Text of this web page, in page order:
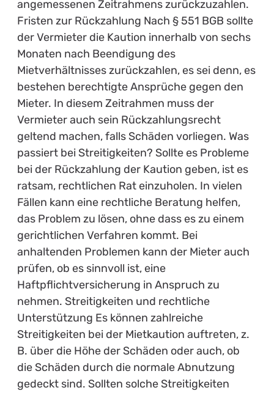
angemessenen Zeitrahmens zurückzuzahlen.
Fristen zur Rückzahlung Nach § 551 BGB sollte
der Vermieter die Kaution innerhalb von sechs
Monaten nach Beendigung des
Mietverhältnisses zurückzahlen, es sei denn, es
bestehen berechtigte Ansprüche gegen den
Mieter. In diesem Zeitrahmen muss der
Vermieter auch sein Rückzahlungsrecht
geltend machen, falls Schäden vorliegen. Was
passiert bei Streitigkeiten? Sollte es Probleme
bei der Rückzahlung der Kaution geben, ist es
ratsam, rechtlichen Rat einzuholen. In vielen
Fällen kann eine rechtliche Beratung helfen,
das Problem zu lösen, ohne dass es zu einem
gerichtlichen Verfahren kommt. Bei
anhaltenden Problemen kann der Mieter auch
prüfen, ob es sinnvoll ist, eine
Haftpflichtversicherung in Anspruch zu
nehmen. Streitigkeiten und rechtliche
Unterstützung Es können zahlreiche
Streitigkeiten bei der Mietkaution auftreten, z.
B. über die Höhe der Schäden oder auch, ob
die Schäden durch die normale Abnutzung
gedeckt sind. Sollten solche Streitigkeiten